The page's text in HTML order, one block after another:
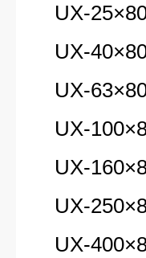
UX-
UX-
UX-
UX-
UX-
UX-
UX-